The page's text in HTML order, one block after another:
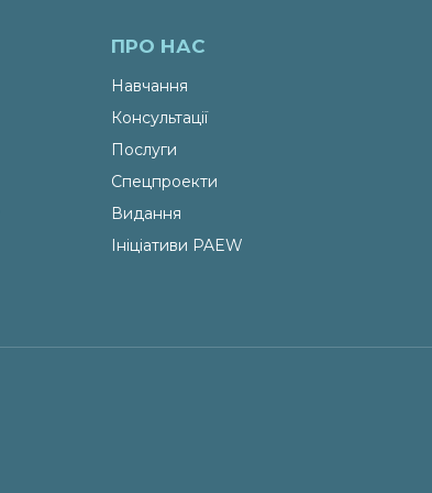
ПРО НАС
Навчання
Консультації
Послуги
Спецпроекти
Видання
Ініціативи PAEW